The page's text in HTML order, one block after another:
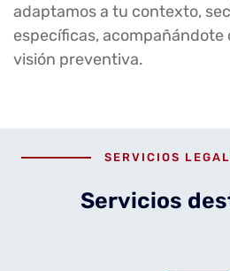
adaptamos a tu contexto,
específicas,
visión preventiva.
SERVICIOS
Servicios